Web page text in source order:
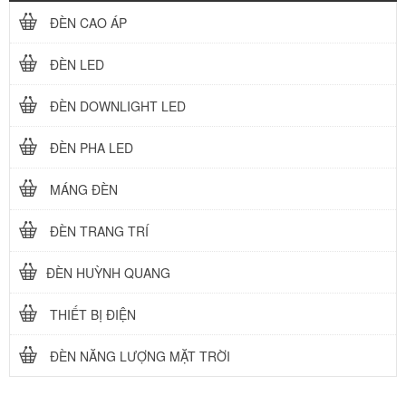
ĐÈN CAO ÁP
ĐÈN LED
ĐÈN DOWNLIGHT LED
ĐÈN PHA LED
MÁNG ĐÈN
ĐÈN TRANG TRÍ
ĐÈN HUỲNH QUANG
THIẾT BỊ ĐIỆN
ĐÈN NĂNG LƯỢNG MẶT TRỜI